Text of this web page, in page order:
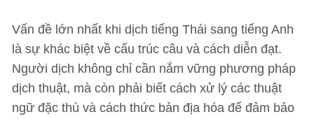
Vấn đề lớn nhất khi dịch tiếng Thái sang tiếng Anh
là sự khác biệt về cấu trúc câu và cách diễn đạt.
Người dịch không chỉ cần nắm vững phương pháp
dịch thuật, mà còn phải biết cách xử lý các thuật
ngữ đặc thù và cách thức bản địa hóa để đảm bảo